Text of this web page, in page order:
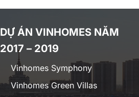
DỰ ÁN VINHOMES NĂM
2017 – 2019
Vinhomes Symphony
Vinhomes Green Villas